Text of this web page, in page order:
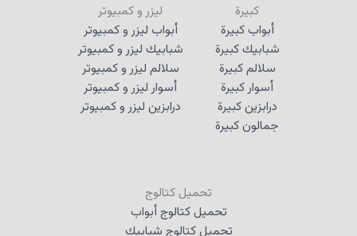
كبيرة
أبواب كبيرة
شبابيك كبيرة
سلالم كبيرة
أسوار كبيرة
درابزين كبيرة
جمالون كبيرة
ليزر و كمبيوتر
أبواب ليزر و كمبيوتر
شبابيك ليزر و كمبيوتر
سلالم ليزر و كمبيوتر
أسوار ليزر و كمبيوتر
درابزين ليزر و كمبيوتر
تحميل كتالوج
تحميل كتالوج أبواب
تحميل كتالوج شبابيك